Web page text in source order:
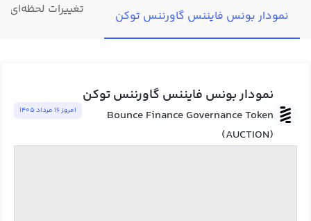
نمودار بونس فایننس گاورننس توکن تغییرات لحظه‌ای
نمودار بونس فایننس گاورننس توکن
Bounce Finance Governance Token
(AUCTION)
امروز ١٦ مرداد ١٤٠٥